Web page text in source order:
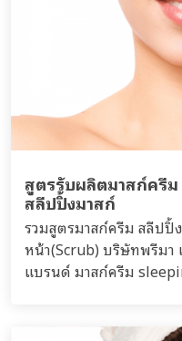
สูตรรับผลิตมาสก์ครี
สลีปปิ้งมาสก์
รวมสูตรมาสก์ครีม สลีป
หน้า(Scrub) บริษัทพรีมา
แบรนด์ มาสก์ครีม